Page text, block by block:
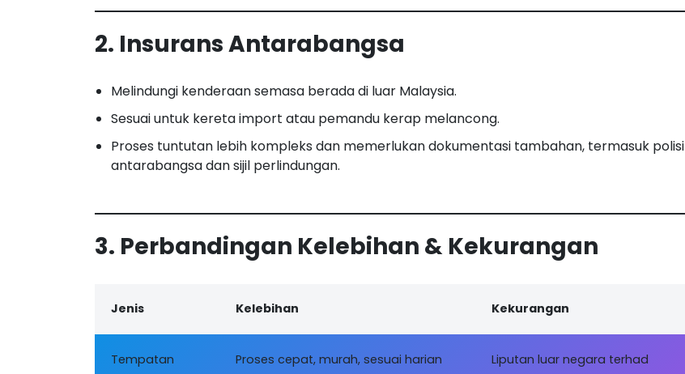
2. Insurans Antarabangsa
Melindungi kenderaan semasa berada di luar Malaysia.
Sesuai untuk kereta import atau pemandu kerap melancong.
Proses tuntutan lebih kompleks dan memerlukan dokumentasi tambahan, termasuk polisi
antarabangsa dan sijil perlindungan.
3. Perbandingan Kelebihan & Kekurangan
Jenis Kelebihan Kekurangan
Tempatan Proses cepat, murah, sesuai harian Liputan luar negara terhad